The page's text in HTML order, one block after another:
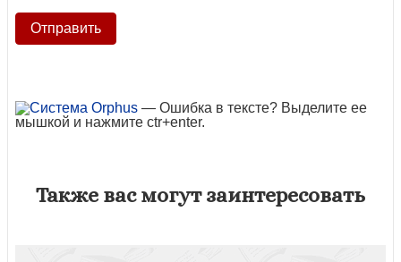
— Ошибка в тексте? Выделите ее
мышкой и нажмите ctr+enter.
Также вас могут заинтересовать